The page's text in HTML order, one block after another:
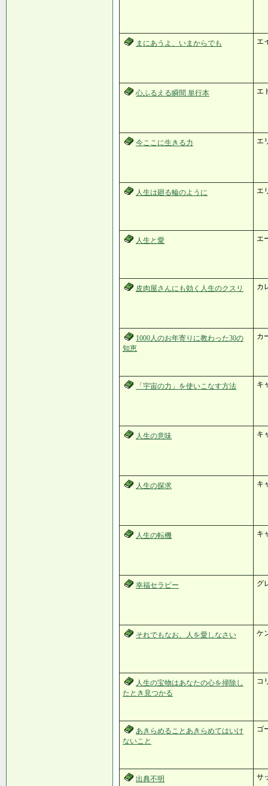
まにあうよ、いまからでも エ
心ふるえる瞬間 単行本 エ
今ここに生きる力 エ
人生は廻る輪のように エ
人生と愛 エ
皮肉屋さんにも効く人生のクスリ カ
1000人のお年寄りに教わった30の
知恵
カ
「宇宙の力」を使いこなす方法 キ
人生の意味 キ
人生の探求 キ
人生の転機 キ
幸福セラピー グ
それでもなお、人を愛しなさい ケ
人生の宝物はあなたの心を掃除し
たとき見つかる
コ
あきらめることあきらめてはいけ
ないこと
ゴ
出典不明 サ